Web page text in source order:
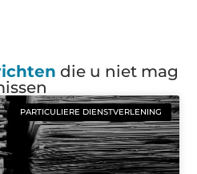
die u niet mag
PARTICULIERE DIENSTVERLENING